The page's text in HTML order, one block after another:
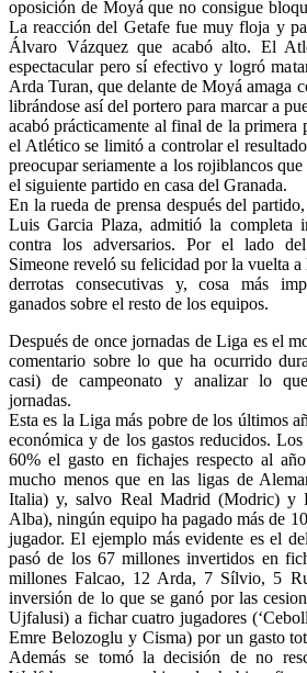
oposición de Moyá que no consigue
La reacción del Getafe fue muy floja y
Álvaro Vázquez que acabó alto. El
espectacular pero sí efectivo y logró
Arda Turan, que delante de Moyá amaga
librándose así del portero para marcar a
acabó prácticamente al final de la primera
el Atlético se limitó a controlar el
preocupar seriamente a los rojiblancos
el siguiente partido en casa del Granada.
En la rueda de prensa después del
Luis Garcia Plaza, admitió la completa
contra los adversarios. Por el lado
Simeone reveló su felicidad por la vuelta a
derrotas consecutivas y, cosa más
ganados sobre el resto de los equipos.
Después de once jornadas de Liga es el
comentario sobre lo que ha ocurrido
casi) de campeonato y analizar lo
jornadas.
Esta es la Liga más pobre de los últimos
económica y de los gastos reducidos.
60% el gasto en fichajes respecto al
mucho menos que en las ligas de
Italia) y, salvo Real Madrid (Modric) y
Alba), ningún equipo ha pagado más de
jugador. El ejemplo más evidente es el
pasó de los 67 millones invertidos en
millones Falcao, 12 Arda, 7 Sílvio, 5
inversión de lo que se ganó por las
Ujfalusi) a fichar cuatro jugadores
Emre Belozoglu y Cisma) por un gasto
Además se tomó la decisión de no